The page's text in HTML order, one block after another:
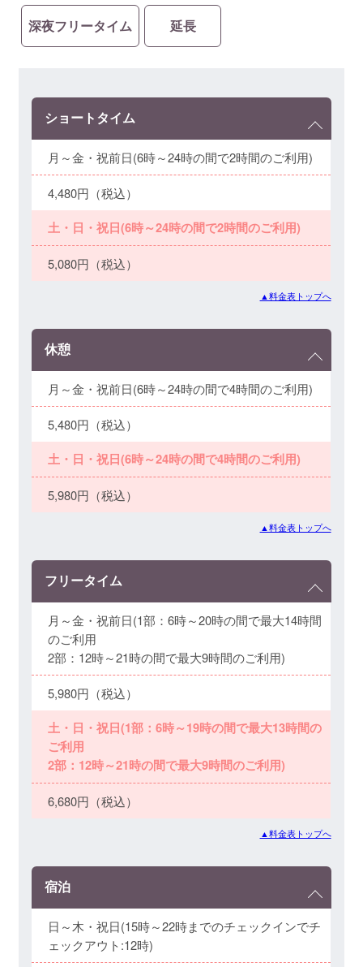
深夜フリータイム 延長
ショートタイム
月～金・祝前日(6時～24時の間で2時間のご利用)
4,480円（税込）
土・日・祝日(6時～24時の間で2時間のご利用)
5,080円（税込）
▲料金表トップへ
休憩
月～金・祝前日(6時～24時の間で4時間のご利用)
5,480円（税込）
土・日・祝日(6時～24時の間で4時間のご利用)
5,980円（税込）
▲料金表トップへ
フリータイム
月～金・祝前日(1部：6時～20時の間で最大14時間
のご利用
2部：12時～21時の間で最大9時間のご利用)
5,980円（税込）
土・日・祝日(1部：6時～19時の間で最大13時間の
ご利用
2部：12時～21時の間で最大9時間のご利用)
6,680円（税込）
▲料金表トップへ
宿泊
日～木・祝日(15時～22時までのチェックインでチ
ェックアウト:12時)